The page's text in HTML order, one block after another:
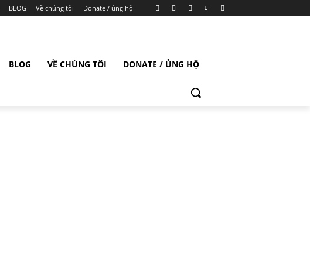
BLOG Về chúng tôi Donate / ủng hộ
BLOG VỀ CHÚNG TÔI DONATE / ỦNG HỘ